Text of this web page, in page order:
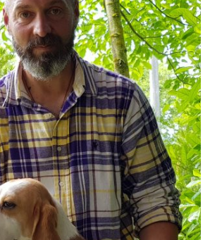
380260101195425 )
l’intero albero genealogico ufficiale
direttamente su Enci
di microchip
qui !